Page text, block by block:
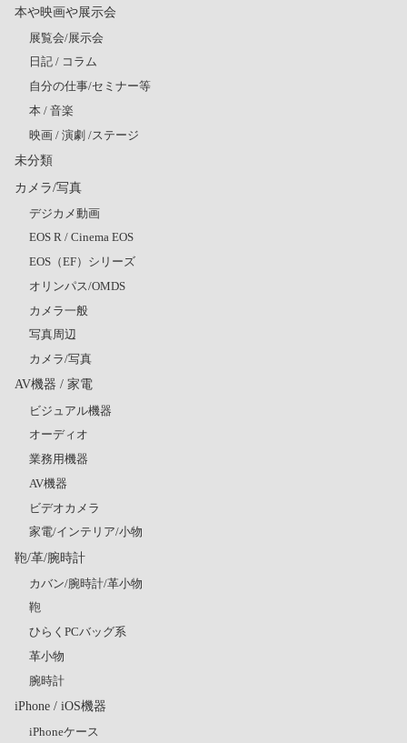
本や映画や展示会
展覧会/展示会
日記 / コラム
自分の仕事/セミナー等
本 / 音楽
映画 / 演劇 /ステージ
未分類
カメラ/写真
デジカメ動画
EOS R / Cinema EOS
EOS（EF）シリーズ
オリンパス/OMDS
カメラ一般
写真周辺
カメラ/写真
AV機器 / 家電
ビジュアル機器
オーディオ
業務用機器
AV機器
ビデオカメラ
家電/インテリア/小物
鞄/革/腕時計
カバン/腕時計/革小物
鞄
ひらくPCバッグ系
革小物
腕時計
iPhone / iOS機器
iPhoneケース